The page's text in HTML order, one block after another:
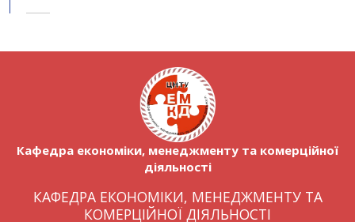
Кафедра економіки, менеджменту та комерційної
діяльності
КАФЕДРА ЕКОНОМІКИ, МЕНЕДЖМЕНТУ ТА
КОМЕРЦІЙНОЇ ДІЯЛЬНОСТІ